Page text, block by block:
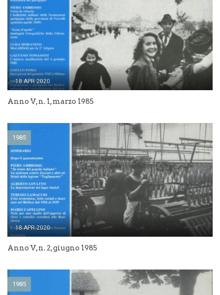
18 APR 2020
Anno V, n. 1, marzo 1985
1985
18 APR 2020
Anno V, n. 2, giugno 1985
1985